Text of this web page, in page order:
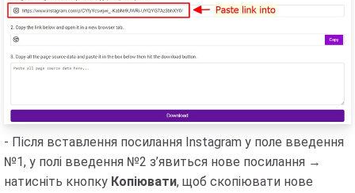
- Після вставлення посилання Instagram у поле введення
№1, у полі введення №2 з’явиться нове посилання →
натисніть кнопку Копіювати, щоб скопіювати нове